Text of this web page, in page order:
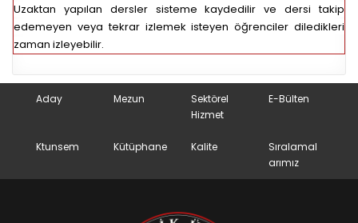
Uzaktan yapılan dersler sisteme kaydedilir ve dersi takip
edemeyen veya tekrar izlemek isteyen öğrenciler diledikleri
zaman izleyebilir.
Aday Mezun
Sektörel
Hizmet
E-Bülten
Ktunsem Kütüphane Kalite
Sıralamal
arımız